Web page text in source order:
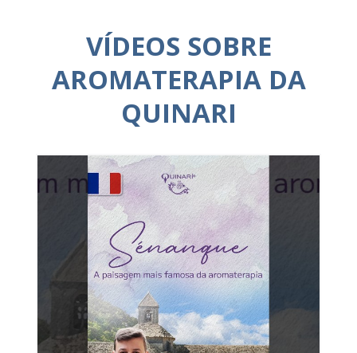
VÍDEOS SOBRE
AROMATERAPIA DA
QUINARI